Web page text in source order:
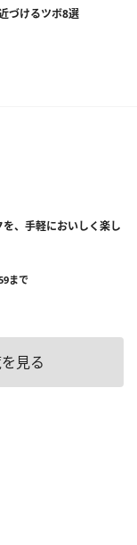
づけるツボ8選
、手軽においしく楽し
まで
見る